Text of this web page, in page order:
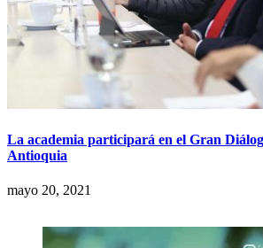
La academia participará en el Gran
Antioquia
mayo 20, 2021